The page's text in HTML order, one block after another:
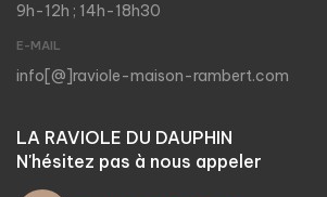
9h-12h ; 14h-18h30
E-MAIL
info[@]raviole-maison-rambert.com
LA RAVIOLE DU DAUPHIN
N'hésitez pas à nous appeler